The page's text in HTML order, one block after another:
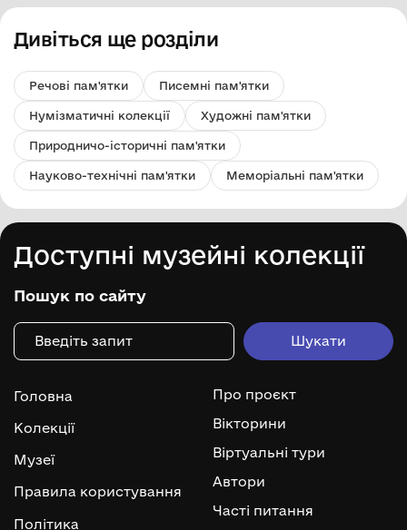
Дивіться ще розділи
Речові пам'ятки Писемні пам'ятки
Нумізматичні колекції Художні пам'ятки
Природничо-історичні пам'ятки
Науково-технічні пам'ятки Меморіальні пам'ятки
Доступні музейні колекції
Пошук по сайту
Головна
Колекції
Музеї
Правила користування
Політика
Про проєкт
Вікторини
Віртуальні тури
Автори
Часті питання